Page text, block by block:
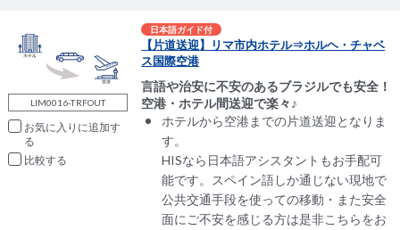
LIM0016-TRFOUT
お気に入りに追加
比較
日本語ガイド付
【片道送迎】リマ市内ホテル⇒ホルヘ・チャベ
ス国際空港
言語や治安に不安のあるブラジルでも安全！
空港・ホテル間送迎で楽々♪
ホテルから空港までの片道送迎となりま
す。
HISなら日本語アシスタントもお手配可
能です。スペイン語しか通じない現地で
公共交通手段を使っての移動・また安全
面にご不安を感じる方は是非こちらをお